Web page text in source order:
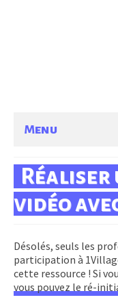
Menu
vidéo
Désolés, seuls les
participation à
cette ressource ! Si
vous pouvez le ré-